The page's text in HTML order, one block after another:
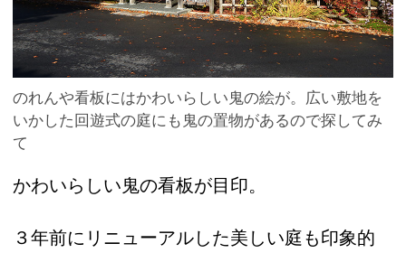
のれんや看板にはかわいらしい鬼の絵が。広い敷地を
いかした回遊式の庭にも鬼の置物があるので探してみ
て
かわいらしい鬼の看板が目印。
３年前にリニューアルした美しい庭も印象的